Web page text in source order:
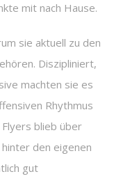
mit nach Hause.
sie aktuell zu den
Diszipliniert,
machten sie es
Rhythmus
blieb über
den eigenen
gut